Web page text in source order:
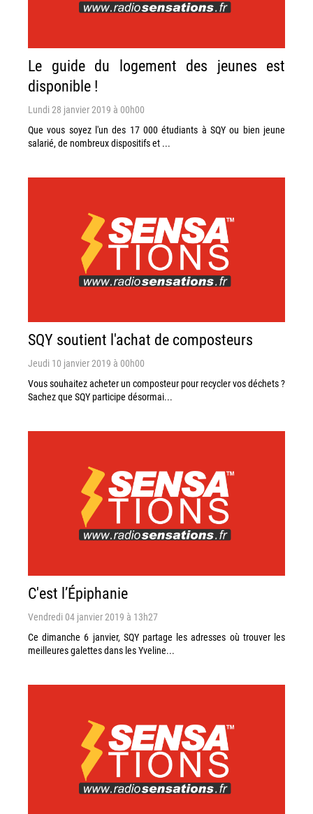
Le guide du logement des jeunes est
disponible !
Lundi 28 janvier 2019 à 00h00
Que vous soyez l'un des 17 000 étudiants à SQY ou bien jeune
salarié, de nombreux dispositifs et ...
SQY soutient l'achat de composteurs
Jeudi 10 janvier 2019 à 00h00
Vous souhaitez acheter un composteur pour recycler vos déchets ?
Sachez que SQY participe désormai...
C'est l’Épiphanie
Vendredi 04 janvier 2019 à 13h27
Ce dimanche 6 janvier, SQY partage les adresses où trouver les
meilleures galettes dans les Yveline...